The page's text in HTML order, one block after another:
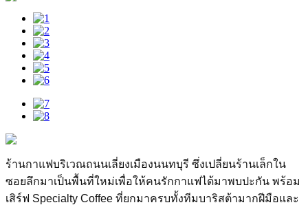
ร้านกาแฟบริเวณถนนเลี่ยงเมืองนนทบุรี ซึ่งเปลี่ยนร้านเล็กใน
ซอยลึกมาเป็นพื้นที่ใหม่เพื่อให้คนรักกาแฟได้มาพบปะกัน พร้อม
เสิร์ฟ Specialty Coffee ที่ยกมาครบทั้งทีมบาริสต้ามากฝีมือและ